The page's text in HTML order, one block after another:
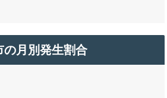
の月別発生割合